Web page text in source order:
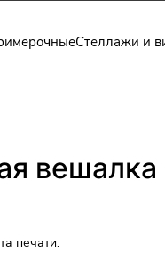
Стеллажи и
вешалка
печати.